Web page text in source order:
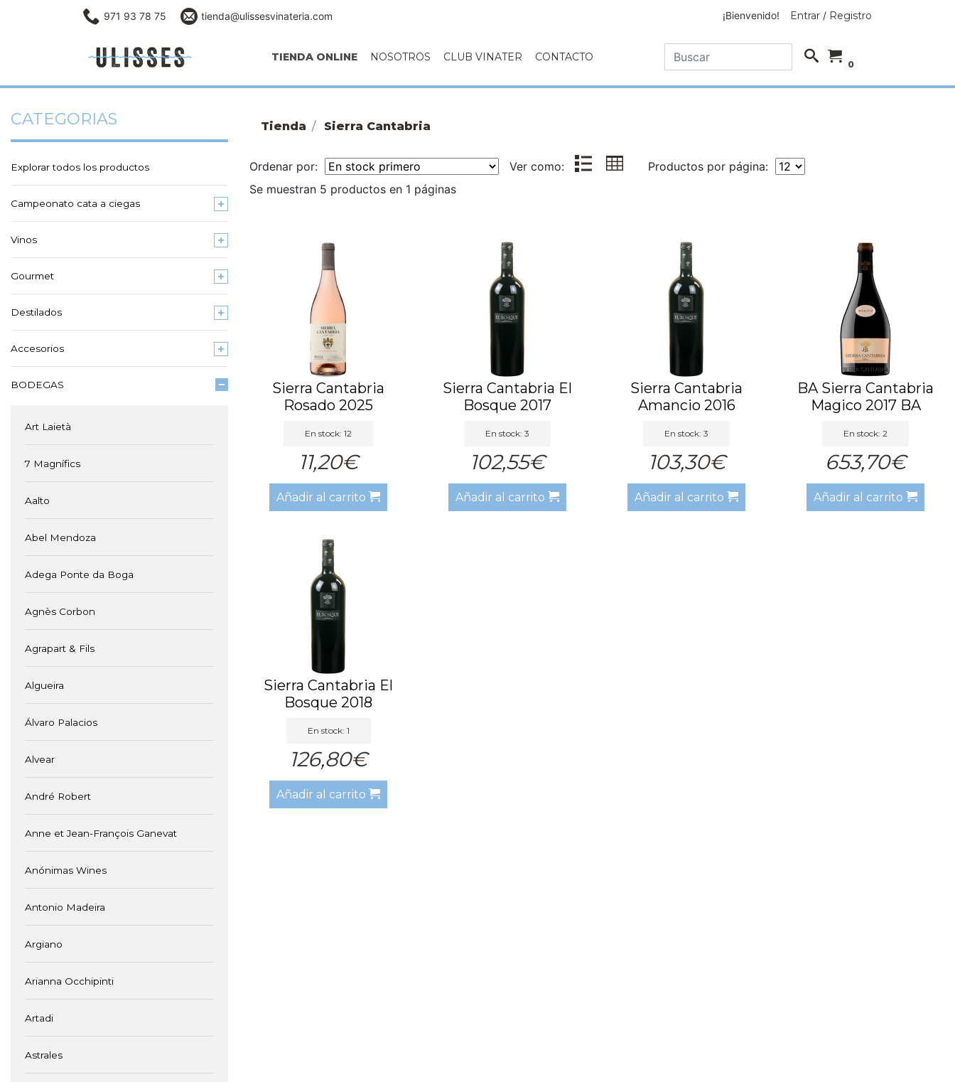
971 93 78 75 tienda@ulissesvinateria.com ¡Bienvenido! Entrar / Registro
TIENDA ONLINE NOSOTROS CLUB VINATER CONTACTO
0
CATEGORIAS
Explorar todos los productos
Campeonato cata a ciegas
Vinos
Gourmet
Destilados
Accesorios
BODEGAS
Art Laietà
7 Magnífics
Aalto
Abel Mendoza
Adega Ponte da Boga
Agnès Corbon
Agrapart & Fils
Algueira
Álvaro Palacios
Alvear
André Robert
Anne et Jean-François Ganevat
Anónimas Wines
Antonio Madeira
Argiano
Arianna Occhipinti
Artadi
Astrales
Tienda Sierra Cantabria
Ordenar por: Ver como:
Productos por página:
Se muestran 5 productos en 1 páginas
Sierra Cantabria
Rosado 2025
En stock: 12
11,20€
Añadir al carrito
Sierra Cantabria El
Bosque 2017
En stock: 3
102,55€
Añadir al carrito
Sierra Cantabria
Amancio 2016
En stock: 3
103,30€
Añadir al carrito
BA Sierra Cantabria
Magico 2017 BA
En stock: 2
653,70€
Añadir al carrito
Sierra Cantabria El
Bosque 2018
En stock: 1
126,80€
Añadir al carrito